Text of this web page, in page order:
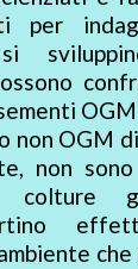
per
non OGM
non